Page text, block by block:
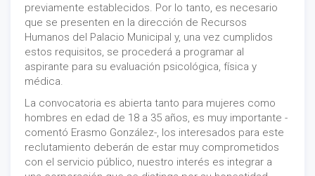
previamente establecidos. Por lo tanto, es necesario
que se presenten en la dirección de Recursos
Humanos del Palacio Municipal y, una vez cumplidos
estos requisitos, se procederá a programar al
aspirante para su evaluación psicológica, física y
médica.
La convocatoria es abierta tanto para mujeres como
hombres en edad de 18 a 35 años, es muy importante -
comentó Erasmo González-, los interesados para este
reclutamiento deberán de estar muy comprometidos
con el servicio público, nuestro interés es integrar a